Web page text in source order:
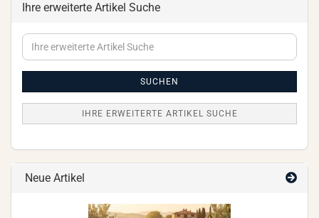
Ihre erweiterte Artikel Suche
Ihre
erweiterte
Artikel
SUCHEN
IHRE ERWEITERTE ARTIKEL SUCHE
Neue Artikel